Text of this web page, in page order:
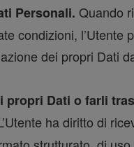
Personali. Quando
condizioni, l’Utente
dei propri Dati
propri Dati o farli
ha diritto di